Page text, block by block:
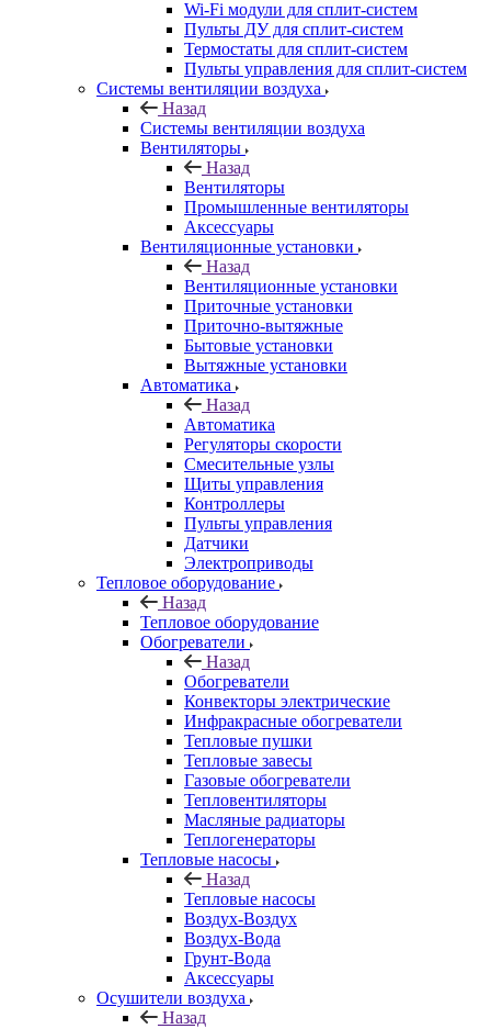
Wi-Fi модули для сплит-систем
Пульты ДУ для сплит-систем
Термостаты для сплит-систем
Пульты управления для сплит-систем
Системы вентиляции воздуха
Назад
Системы вентиляции воздуха
Вентиляторы
Назад
Вентиляторы
Промышленные вентиляторы
Аксессуары
Вентиляционные установки
Назад
Вентиляционные установки
Приточные установки
Приточно-вытяжные
Бытовые установки
Вытяжные установки
Автоматика
Назад
Автоматика
Регуляторы скорости
Смесительные узлы
Щиты управления
Контроллеры
Пульты управления
Датчики
Электроприводы
Тепловое оборудование
Назад
Тепловое оборудование
Обогреватели
Назад
Обогреватели
Конвекторы электрические
Инфракрасные обогреватели
Тепловые пушки
Тепловые завесы
Газовые обогреватели
Тепловентиляторы
Масляные радиаторы
Теплогенераторы
Тепловые насосы
Назад
Тепловые насосы
Воздух-Воздух
Воздух-Вода
Грунт-Вода
Аксессуары
Осушители воздуха
Назад